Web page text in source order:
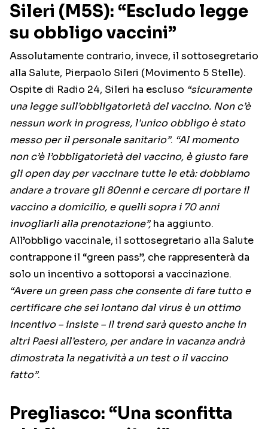
Sileri (M5S): “Escludo legge
su obbligo vaccini”
Assolutamente contrario, invece, il sottosegretario
alla Salute, Pierpaolo Sileri (Movimento 5 Stelle).
Ospite di Radio 24, Sileri ha escluso “sicuramente
una legge sull’obbligatorietà del vaccino. Non c’è
nessun work in progress, l’unico obbligo è stato
messo per il personale sanitario”. “Al momento
non c’è l’obbligatorietà del vaccino, è giusto fare
gli open day per vaccinare tutte le età: dobbiamo
andare a trovare gli 80enni e cercare di portare il
vaccino a domicilio, e quelli sopra i 70 anni
invogliarli alla prenotazione”, ha aggiunto.
All’obbligo vaccinale, il sottosegretario alla Salute
contrappone il “green pass”, che rappresenterà da
solo un incentivo a sottoporsi a vaccinazione.
“Avere un green pass che consente di fare tutto e
certificare che sei lontano dal virus è un ottimo
incentivo – insiste – Il trend sarà questo anche in
altri Paesi all’estero, per andare in vacanza andrà
dimostrata la negatività a un test o il vaccino
fatto”.
Pregliasco: “Una sconfitta